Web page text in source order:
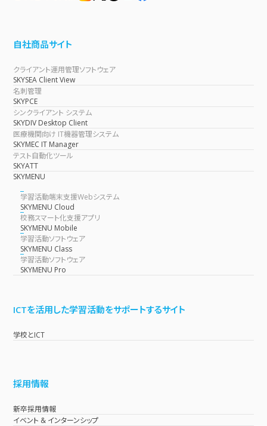
自社商品サイト
クライアント運用管理ソフトウェア
SKYSEA Client View
名刺管理
SKYPCE
シンクライアント システム
SKYDIV Desktop Client
医療機関向け IT機器管理システム
SKYMEC IT Manager
テスト自動化ツール
SKYATT
SKYMENU
学習活動端末支援Webシステム
SKYMENU Cloud
校務スマート化支援アプリ
SKYMENU Mobile
学習活動ソフトウェア
SKYMENU Class
学習活動ソフトウェア
SKYMENU Pro
ICTを活用した学習活動をサポートするサイト
学校とICT
採用情報
新卒採用情報
イベント & インターンシップ